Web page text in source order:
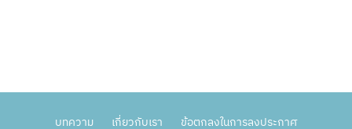
บทความ เกี่ยวกับเรา ข้อตกลงในการลงประกาศ